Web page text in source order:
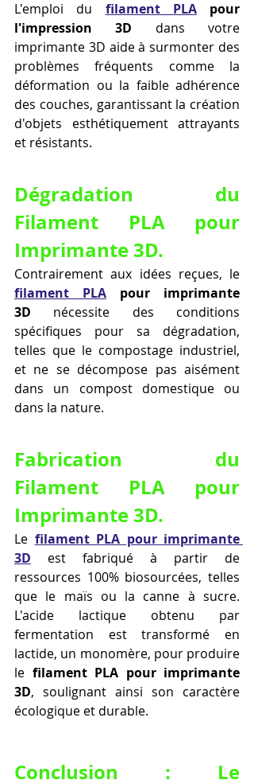
L'emploi du filament PLA pour
l'impression 3D dans votre
imprimante 3D aide à surmonter des
problèmes fréquents comme la
déformation ou la faible adhérence
des couches, garantissant la création
d'objets esthétiquement attrayants
et résistants.
Dégradation du
Filament PLA pour
Imprimante 3D.
filament PLA pour imprimante
3D nécessite des conditions
spécifiques pour sa dégradation,
telles que le compostage industriel,
et ne se décompose pas aisément
dans un compost domestique ou
dans la nature.
Fabrication du
Filament PLA pour
Imprimante 3D.
Le filament PLA pour imprimante
3D est fabriqué à partir de
ressources 100% biosourcées, telles
que le maïs ou la canne à sucre.
L'acide lactique obtenu par
fermentation est transformé en
lactide, un monomère, pour produire
le filament PLA pour imprimante
3D, soulignant ainsi son caractère
écologique et durable.